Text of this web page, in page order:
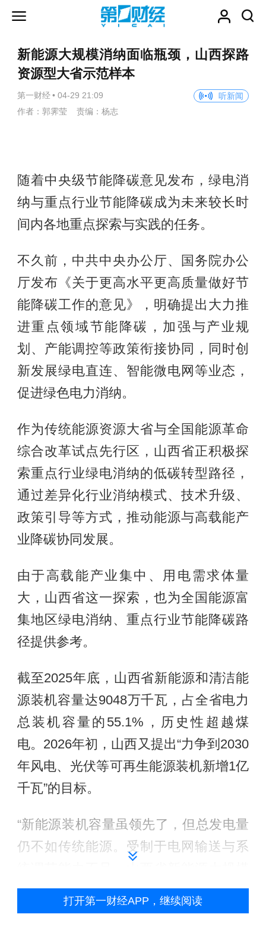
新能源大规模消纳面临瓶颈，山西探路
资源型大省示范样本
第一财经 • 04-29 21:09
听新闻
作者：郭霁莹 责编：杨志
随着中央级节能降碳意见发布，绿电消
纳与重点行业节能降碳成为未来较长时
间内各地重点探索与实践的任务。
不久前，中共中央办公厅、国务院办公
厅发布《关于更高水平更高质量做好节
能降碳工作的意见》，明确提出大力推
进重点领域节能降碳，加强与产业规
划、产能调控等政策衔接协同，同时创
新发展绿电直连、智能微电网等业态，
促进绿色电力消纳。
作为传统能源资源大省与全国能源革命
综合改革试点先行区，山西省正积极探
索重点行业绿电消纳的低碳转型路径，
通过差异化行业消纳模式、技术升级、
政策引导等方式，推动能源与高载能产
业降碳协同发展。
由于高载能产业集中、用电需求体量
大，山西省这一探索，也为全国能源富
集地区绿电消纳、重点行业节能降碳路
径提供参考。
截至2025年底，山西省新能源和清洁能
源装机容量达9048万千瓦，占全省电力
总装机容量的55.1%，历史性超越煤
电。2026年初，山西又提出“力争到2030
年风电、光伏等可再生能源装机新增1亿
千瓦”的目标。
“新能源装机容量虽领先了，但总发电量
仍不如传统能源。受制于电网输送与系
消纳面临瓶颈。”在自然资源保护协会与
山西科城能源环境创新研究院日前合办
打开第一财经APP，继续阅读